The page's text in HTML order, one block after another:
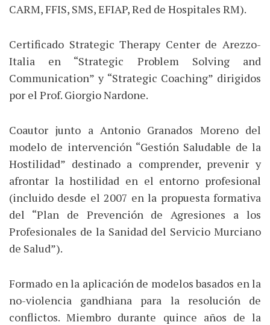
CARM, FFIS, SMS, EFIAP, Red de Hospitales RM).
Certificado Strategic Therapy Center de Arezzo-
Italia en “Strategic Problem Solving and
Communication” y “Strategic Coaching” dirigidos
por el Prof. Giorgio Nardone.
Coautor junto a Antonio Granados Moreno del
modelo de intervención “Gestión Saludable de la
Hostilidad” destinado a comprender, prevenir y
afrontar la hostilidad en el entorno profesional
(incluido desde el 2007 en la propuesta formativa
del “Plan de Prevención de Agresiones a los
Profesionales de la Sanidad del Servicio Murciano
de Salud”).
Formado en la aplicación de modelos basados en la
no-violencia gandhiana para la resolución de
conflictos. Miembro durante quince años de la